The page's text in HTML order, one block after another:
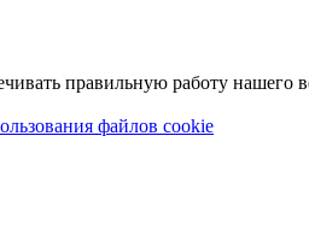
правильную работу нашего
файлов cookie